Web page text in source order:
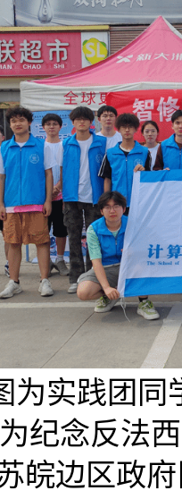
为实践团
为纪念反法
皖边区政